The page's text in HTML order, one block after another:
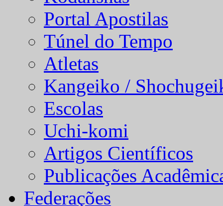
Portal Apostilas
Túnel do Tempo
Atletas
Kangeiko /
Escolas
Uchi-komi
Artigos Científicos
Publicações
Federações